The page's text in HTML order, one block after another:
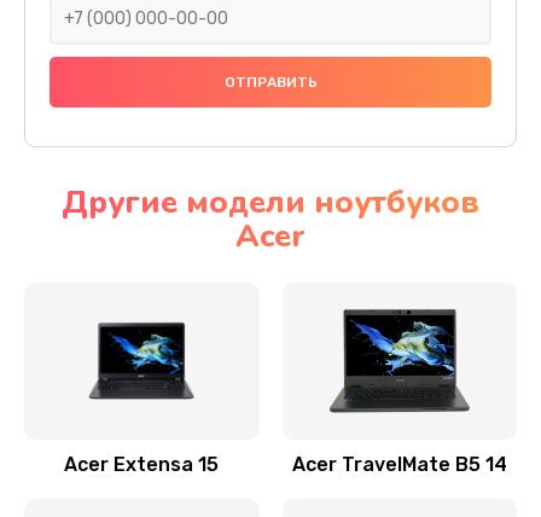
Ремонт подсветки
Настройка BIOS
Замена видеочипа
Заказать
Другие модели ноутбуков
Acer
Acer Extensa 15 Acer TravelMate B5 14